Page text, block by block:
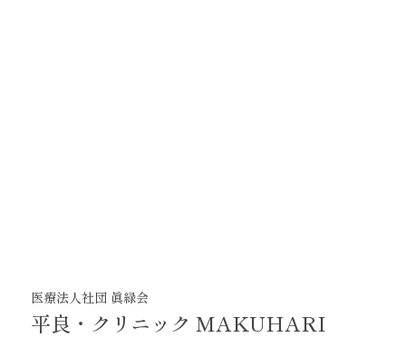
医療法人社団 眞緑会
平良・クリニック MAKUHARI